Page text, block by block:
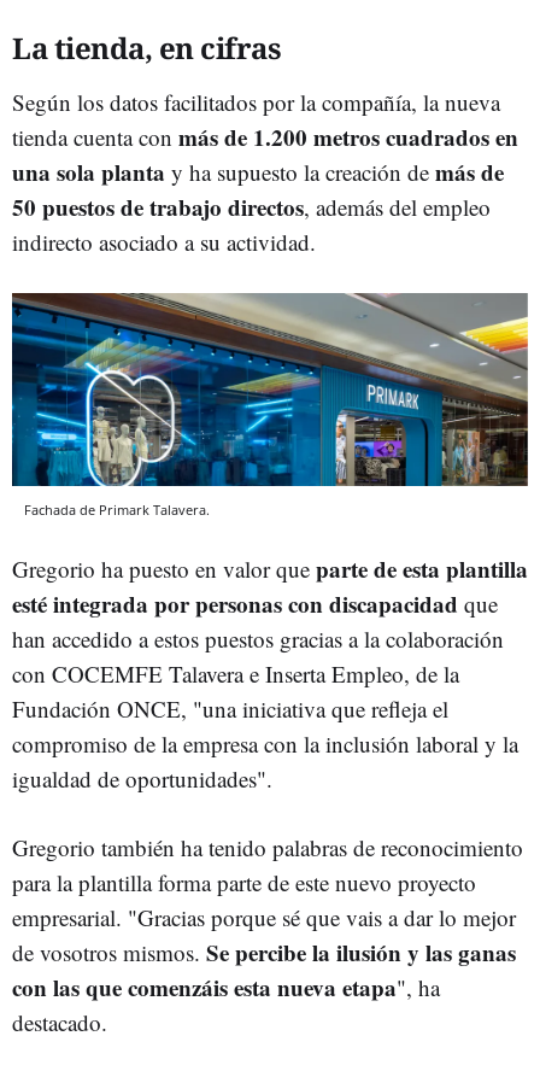
La tienda, en cifras
Según los datos facilitados por la compañía, la nueva
tienda cuenta con más de 1.200 metros cuadrados en
una sola planta y ha supuesto la creación de más de
50 puestos de trabajo directos, además del empleo
indirecto asociado a su actividad.
Fachada de Primark Talavera.
Gregorio ha puesto en valor que parte de esta plantilla
esté integrada por personas con discapacidad que
han accedido a estos puestos gracias a la colaboración
con COCEMFE Talavera e Inserta Empleo, de la
Fundación ONCE, "una iniciativa que refleja el
compromiso de la empresa con la inclusión laboral y la
igualdad de oportunidades".
Gregorio también ha tenido palabras de reconocimiento
para la plantilla forma parte de este nuevo proyecto
empresarial. "Gracias porque sé que vais a dar lo mejor
de vosotros mismos. Se percibe la ilusión y las ganas
con las que comenzáis esta nueva etapa", ha
destacado.